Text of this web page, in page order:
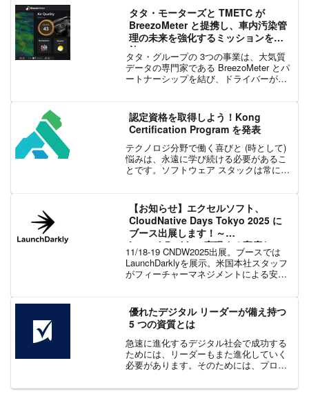
は、SaaS プラットフォームの導入を加
速させるための 4 つのヒントを紹介して
います。
タタ・モーターズと TMETC が
BreezoMeter と提携し、車内汚染管
理の未来を強化するミッションを実
施
タタ・グループの 3つの事業は、大気質
データの専門家である BreezoMeter とパ
ートナーシップを結び、ドライバーが訪
ズ、タタ・モーターズ・ヨーロピアン・
テクニカル...
認定資格を取得しよう！Kong
Certification Program を発表
テクノロジ分野で働く喜びと (時として)
悩みは、永遠に学び続ける必要があるこ
とです。ソフトウェア スタックは常に進
ました。Kong では、Kong の教育を通し
て学び...
【お知らせ】エクセルソフト、
CloudNative Days Tokyo 2025 に
ブース出展します！～
LaunchDarklyで実現する高度なフ
ィーチャーマネジメント～
11/18-19 CNDW2025出展。ブースでは
LaunchDarklyを展示。米国本社スタッフ
がフィーチャーマネジメントによる安全
課題を解決します。
優れたデジタル リーダーが備え持つ
5 つの資質とは
急速に進化するデジタル社会で成功する
ためには、リーダーもまた進化していく
必要があります。そのためには、プロセ
ス価値と競争上の差別化を実現できるテ